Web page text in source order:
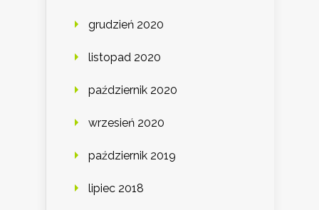
grudzień 2020
listopad 2020
październik 2020
wrzesień 2020
październik 2019
lipiec 2018